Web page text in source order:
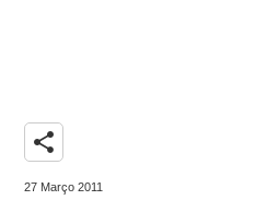
share
27 Março 2011